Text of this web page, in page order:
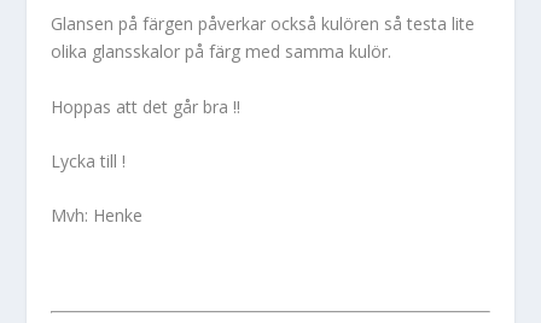
Glansen på färgen påverkar också kulören så testa lite
olika glansskalor på färg med samma kulör.
Hoppas att det går bra !!
Lycka till !
Mvh: Henke